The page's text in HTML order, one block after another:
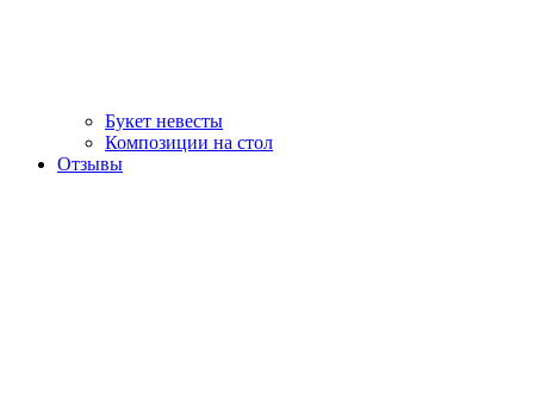
Букет невесты
Композиции на стол
Отзывы